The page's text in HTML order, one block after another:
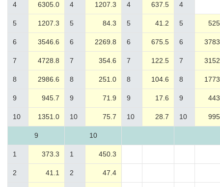
4 6305.0 4 1207.3 4 637.5 4
5 1207.3 5 84.3 5 41.2 5
6 3546.6 6 2269.8 6 675.5 6
7 4728.8 7 354.6 7 122.5 7
8 2986.6 8 251.0 8 104.6 8
9 945.7 9 71.9 9 17.6 9
10 1351.0 10 75.7 10 28.7 10
9 10
1 373.3 1 450.3
2 41.1 2 47.4